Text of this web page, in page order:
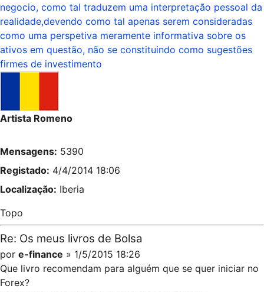
negocio, como tal traduzem uma interpretação pessoal da
realidade,devendo como tal apenas serem consideradas
como uma perspetiva meramente informativa sobre os
ativos em questão, não se constituindo como sugestões
firmes de investimento
Artista Romeno
Mensagens: 5390
Registado: 4/4/2014 18:06
Localização: Iberia
Topo
Re: Os meus livros de Bolsa
por e-finance » 1/5/2015 18:26
Que livro recomendam para alguém que se quer iniciar no
Forex?